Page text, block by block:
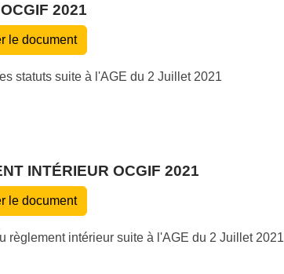
2021
le document
statuts suite à l'AGE du 2 Juillet 2021
INTÉRIEUR OCGIF 2021
le document
règlement intérieur suite à l'AGE du 2 Juillet 2021